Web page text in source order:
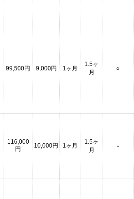
99,500円 9,000円 1ヶ月
1.5ヶ
月
○
116,000
円
10,000円 1ヶ月
1.5ヶ
月
-